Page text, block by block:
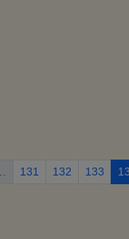
131 132 133